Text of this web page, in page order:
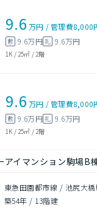
9.6 万円 /管理費8,000
敷 9.6万円礼 9.6万円
1K / 25㎡ / 2階
9.6 万円 /管理費8,000
敷 9.6万円礼 9.6万円
1K / 25㎡ / 2階
アイマンション駒場B
東急田園都市線 / 池尻大
築54年 / 13階建